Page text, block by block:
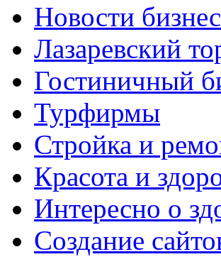
Новости
Лазаревский
Гостиничный
Турфирмы
Стройка и
Красота и
Интересно о
Создание